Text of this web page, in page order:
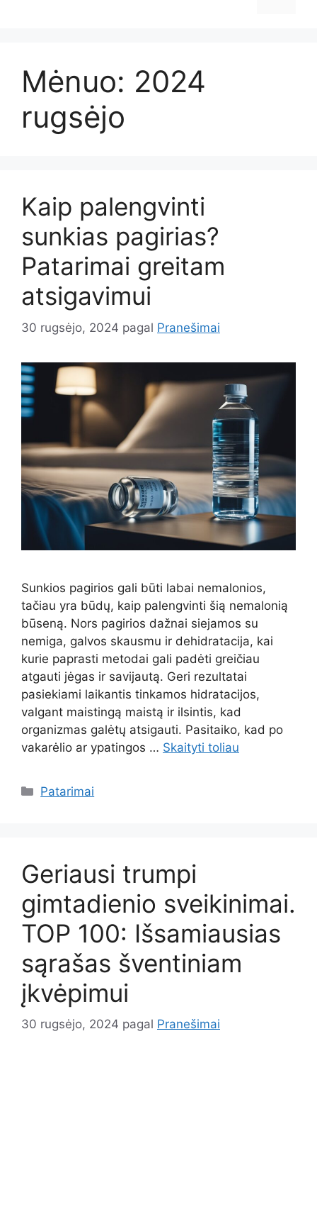
Mėnuo: 2024
rugsėjo
Kaip palengvinti
sunkias pagirias?
Patarimai greitam
atsigavimui
30 rugsėjo, 2024 pagal Pranešimai
Sunkios pagirios gali būti labai nemalonios,
tačiau yra būdų, kaip palengvinti šią nemalonią
būseną. Nors pagirios dažnai siejamos su
nemiga, galvos skausmu ir dehidratacija, kai
kurie paprasti metodai gali padėti greičiau
atgauti jėgas ir savijautą. Geri rezultatai
pasiekiami laikantis tinkamos hidratacijos,
valgant maistingą maistą ir ilsintis, kad
organizmas galėtų atsigauti. Pasitaiko, kad po
vakarėlio ar ypatingos … Skaityti toliau
Kategorijos
Patarimai
Geriausi trumpi
gimtadienio sveikinimai.
TOP 100: Išsamiausias
sąrašas šventiniam
įkvėpimui
30 rugsėjo, 2024 pagal Pranešimai